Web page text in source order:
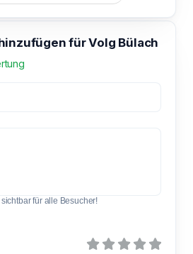
für Volg Bülach
für alle Besucher!